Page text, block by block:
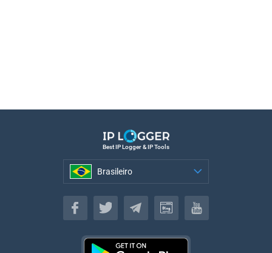
Best IP Logger & IP Tools
Brasileiro
Brasileiro